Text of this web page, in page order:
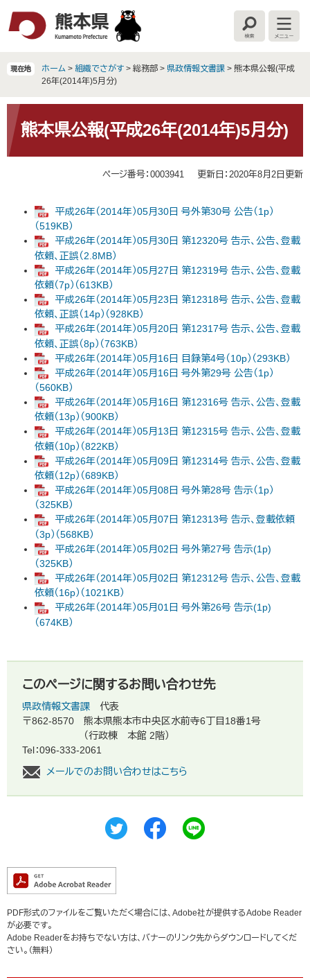
文
検
索
メ
ニ
ー
現在地 ホーム > 組織でさがす > 総務部 > 県政情報文書課 > 熊本県公報(平成
26年(2014年)5月分)
文 熊本県公報(平成26年(2014年)5月分)
ページ番号：0003941 更新日：2020年8月2日更新
平成26年（2014年）05月30日 号外第30号 公告（1p）
（519KB）
平成26年（2014年）05月30日 第12320号 告示、公告、登載
依頼、正誤（2.8MB）
平成26年（2014年）05月27日 第12319号 告示、公告、登載
依頼（7p）（613KB）
平成26年（2014年）05月23日 第12318号 告示、公告、登載
依頼、正誤（14p）（928KB）
平成26年（2014年）05月20日 第12317号 告示、公告、登載
依頼、正誤（8p）（763KB）
平成26年（2014年）05月16日 目録第4号（10p）（293KB）
平成26年（2014年）05月16日 号外第29号 公告（1p）
（560KB）
平成26年（2014年）05月16日 第12316号 告示、公告、登載
依頼（13p）（900KB）
平成26年（2014年）05月13日 第12315号 告示、公告、登載
依頼（10p）（822KB）
平成26年（2014年）05月09日 第12314号 告示、公告、登載
依頼（12p）（689KB）
平成26年（2014年）05月08日 号外第28号 告示（1p）
（325KB）
平成26年（2014年）05月07日 第12313号 告示、登載依頼
（3p）（568KB）
平成26年（2014年）05月02日 号外第27号 告示(1p)
（325KB）
平成26年（2014年）05月02日 第12312号 告示、公告、登載
依頼（16p）（1021KB）
平成26年（2014年）05月01日 号外第26号 告示(1p)
（674KB）
このページに関するお問い合わせ先
県政情報文書課
代表
〒862-8570
熊本県熊本市中央区水前寺6丁目18番1号
（行政棟 本館 2階）
Tel：096-333-2061
メールでのお問い合わせはこちら
PDF形式のファイルをご覧いただく場合には、Adobe社が提供するAdobe Reader
が必要です。
Adobe Readerをお持ちでない方は、バナーのリンク先からダウンロードしてくだ
さい。（無料）